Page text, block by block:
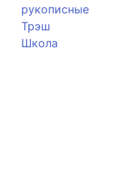
рукописные
Трэш
Школа